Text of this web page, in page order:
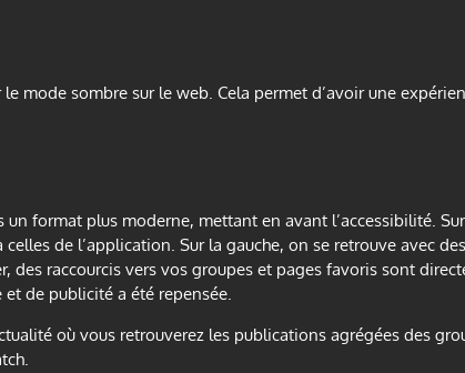
mode sombre sur le web. Cela permet d’avoir une
un format plus moderne, mettant en avant l’accessibilité.
de l’application. Sur la gauche, on se retrouve avec
des raccourcis vers vos groupes et pages favoris sont
de publicité a été repensée.
où vous retrouverez les publications agrégées des